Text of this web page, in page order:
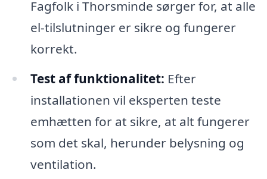
Fagfolk i Thorsminde sørger for, at alle
el-tilslutninger er sikre og fungerer
korrekt.
Test af funktionalitet: Efter
installationen vil eksperten teste
emhætten for at sikre, at alt fungerer
som det skal, herunder belysning og
ventilation.